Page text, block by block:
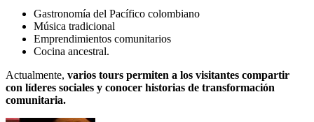
Gastronomía del Pacífico colombiano
Música tradicional
Emprendimientos comunitarios
Cocina ancestral.
Actualmente, varios tours permiten a los visitantes compartir
con líderes sociales y conocer historias de transformación
comunitaria.